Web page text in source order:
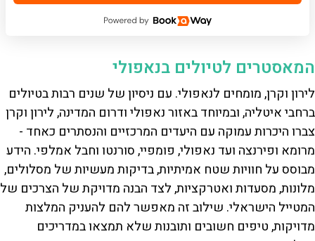
המאסטרים לטיולים בנאפולי
לירון וקרן, מומחים לנאפולי. עם ניסיון של שנים רבות בטיולים
ברחבי איטליה, ובמיוחד באזור נאפולי ודרום המדינה, לירון וקרן
צברו היכרות עמוקה עם היעדים המרכזיים והנסתרים כאחד -
מרומא ופירנצה ועד נאפולי, פומפיי, סורנטו וחבל אמלפי. הידע
מבוסס על חוויות שטח אמיתיות, בדיקות מעשיות של מסלולים,
מלונות, מסעדות ואטרקציות, לצד הבנה מדויקת של הצרכים של
המטייל הישראלי. שילוב זה מאפשר להם להעניק המלצות
מדויקות, טיפים חשובים ותובנות שלא תמצאו במדריכים